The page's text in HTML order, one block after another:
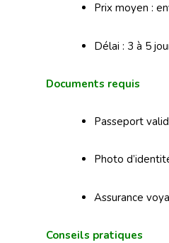
Prix moyen :
Délai : 3 à 5
Documents requis
Passeport
Photo
Assurance
Conseils pratiques